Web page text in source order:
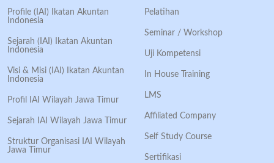
Profile (IAI) Ikatan Akuntan
Indonesia
Sejarah (IAI) Ikatan Akuntan
Indonesia
Visi & Misi (IAI) Ikatan Akuntan
Indonesia
Profil IAI Wilayah Jawa Timur
Sejarah IAI Wilayah Jawa Timur
Struktur Organisasi IAI Wilayah
Jawa Timur
Pelatihan
Seminar / Workshop
Uji Kompetensi
In House Training
LMS
Affiliated Company
Self Study Course
Sertifikasi